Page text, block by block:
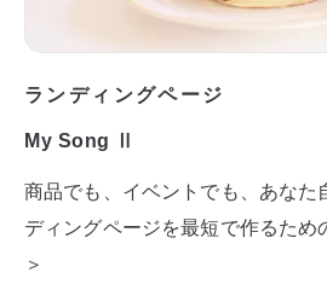
ランディングページ
My Song Ⅱ
商品でも、イベントでも、あなた
ディングページを最短で作るため
＞